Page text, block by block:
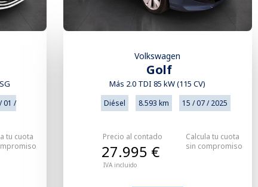
01 /
tu cuota
Volkswagen
Golf
Más 2.0 TDI 85 kW (115 CV)
Diésel 8.593 km 15 / 07 / 2025
Precio al contado
IVA incluido
27.995 €
Calcula tu cuota
sin compromiso